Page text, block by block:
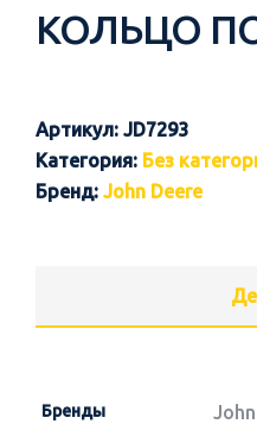
КОЛЬЦО
Артикул: JD7293
Категория: Без
Бренд: John Deere
Бренды